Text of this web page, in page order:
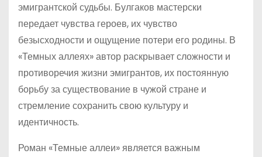
эмигрантской судьбы. Булгаков мастерски
передает чувства героев, их чувство
безысходности и ощущение потери его родины. В
«Темных аллеях» автор раскрывает сложности и
противоречия жизни эмигрантов, их постоянную
борьбу за существование в чужой стране и
стремление сохранить свою культуру и
идентичность.
Роман «Темные аллеи» является важным